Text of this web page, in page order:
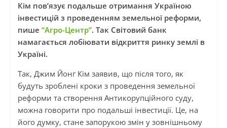
Кім пов’язує подальше отримання Україною
інвестицій з проведенням земельної реформи,
пише “Агро-Центр”. Так Світовий банк
намагається лобіювати відкриття ринку землі в
Україні.
Так, Джим Йонг Кім заявив, що після того, як
будуть зроблені кроки з проведення земельної
реформи та створення Антикорупційного суду,
можна говорити про подальші інвестиції. Це, на
його думку, стане запорукою змін у зовнішньому